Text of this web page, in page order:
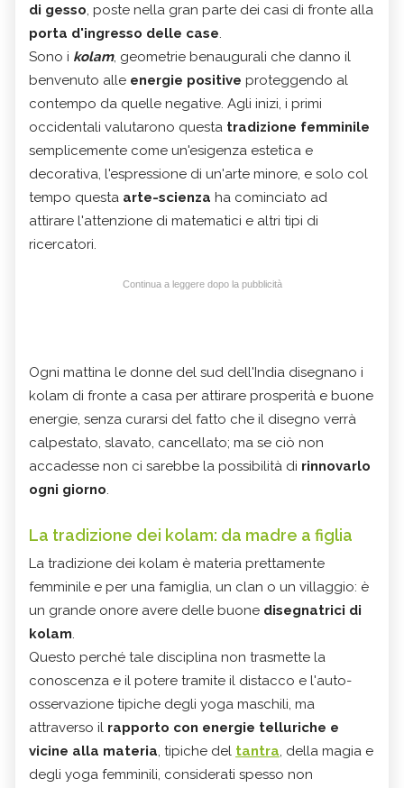
di gesso, poste nella gran parte dei casi di fronte alla
porta d'ingresso delle case.
Sono i kolam, geometrie benaugurali che danno il
benvenuto alle energie positive proteggendo al
contempo da quelle negative. Agli inizi, i primi
occidentali valutarono questa tradizione femminile
semplicemente come un'esigenza estetica e
decorativa, l'espressione di un'arte minore, e solo col
tempo questa arte-scienza ha cominciato ad
attirare l'attenzione di matematici e altri tipi di
ricercatori.
Continua a leggere dopo la pubblicità
Ogni mattina le donne del sud dell'India disegnano i
kolam di fronte a casa per attirare prosperità e buone
energie, senza curarsi del fatto che il disegno verrà
calpestato, slavato, cancellato; ma se ciò non
accadesse non ci sarebbe la possibilità di rinnovarlo
ogni giorno.
La tradizione dei kolam: da madre a figlia
La tradizione dei kolam è materia prettamente
femminile e per una famiglia, un clan o un villaggio: è
un grande onore avere delle buone disegnatrici di
kolam.
Questo perché tale disciplina non trasmette la
conoscenza e il potere tramite il distacco e l'auto-
osservazione tipiche degli yoga maschili, ma
attraverso il rapporto con energie telluriche e
vicine alla materia, tipiche del tantra, della magia e
degli yoga femminili, considerati spesso non